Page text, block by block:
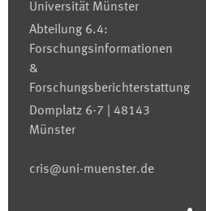
Universität Münster
Abteilung 6.4:
Forschungsinformationen
&
Forschungsberichterstattung
Domplatz 6-7 | 48143
Münster
cris@uni-muenster.de